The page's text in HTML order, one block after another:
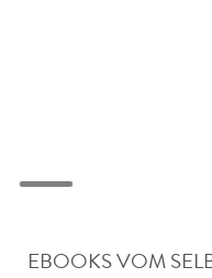
EBOOKS VOM